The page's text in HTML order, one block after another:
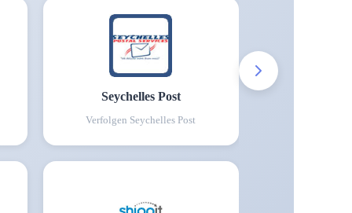
Seychelles Post
Verfolgen Seychelles Post